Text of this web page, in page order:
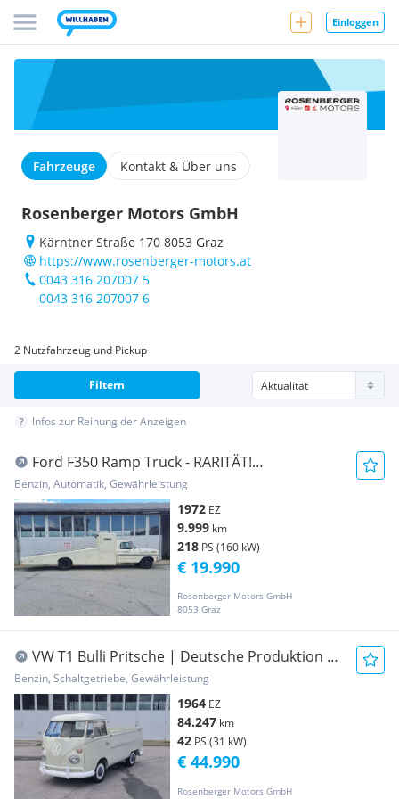
Einloggen
Fahrzeuge Kontakt & Über uns
Rosenberger Motors GmbH
Kärntner Straße 170 8053 Graz
https://www.rosenberger-motors.at
0043 316 207007 5
0043 316 207007 6
2 Nutzfahrzeug und Pickup
Filtern
Infos zur Reihung der Anzeigen
Ford F350 Ramp Truck - RARITÄT!
Abschleppwagen
Benzin, Automatik, Gewährleistung
1972 EZ
9.999 km
218 PS (160 kW)
Rosenberger Motors GmbH
8053 Graz
€ 19.990
VW T1 Bulli Pritsche | Deutsche Produktion |
voll ... Pritsche
Benzin, Schaltgetriebe, Gewährleistung
1964 EZ
84.247 km
42 PS (31 kW)
Rosenberger Motors GmbH
€ 44.990